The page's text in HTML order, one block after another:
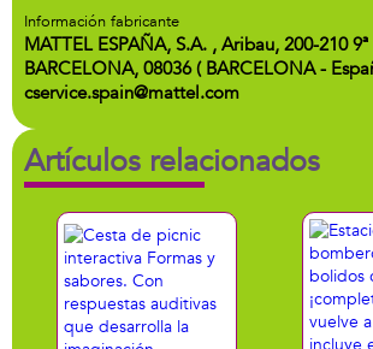
Información fabricante
MATTEL ESPAÑA, S.A. , Aribau, 200-210
BARCELONA, 08036 ( BARCELONA -
cservice.spain@mattel.com
Artículos relacionados